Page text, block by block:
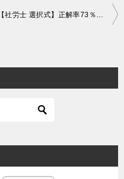
【社労士 選択式】正解率73％！雇用保険印紙購入通帳【徴収】